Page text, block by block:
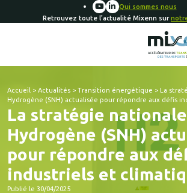
Qui sommes nous
Retrouvez toute l'actualité Mixenn sur
Accueil > Actualités > Transition énergétique > La
Hydrogène (SNH) actualisée pour répondre aux défis
La stratégie nationale
Hydrogène (SNH)
pour répondre aux
industriels et
Publié le 30/04/2025